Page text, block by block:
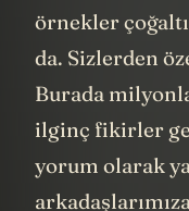
örnekler
da. Sizlerden
Burada
ilginç fikirler
yorum olarak